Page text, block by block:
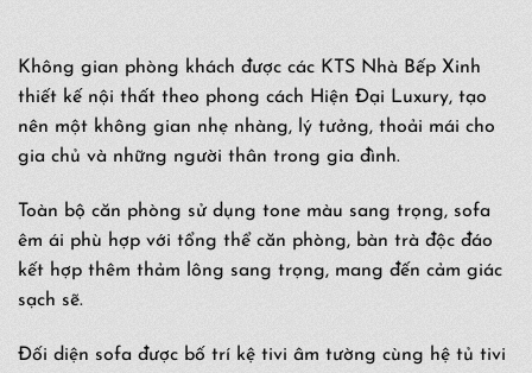
Không gian phòng khách được các KTS Nhà Bếp Xinh
thiết kế nội thất theo phong cách Hiện Đại Luxury, tạo
nên một không gian nhẹ nhàng, lý tưởng, thoải mái cho
gia chủ và những người thân trong gia đình.
Toàn bộ căn phòng sử dụng tone màu sang trọng, sofa
êm ái phù hợp với tổng thể căn phòng, bàn trà độc đáo
kết hợp thêm thảm lông sang trọng, mang đến cảm giác
sạch sẽ.
Đối diện sofa được bố trí kệ tivi âm tường cùng hệ tủ tivi